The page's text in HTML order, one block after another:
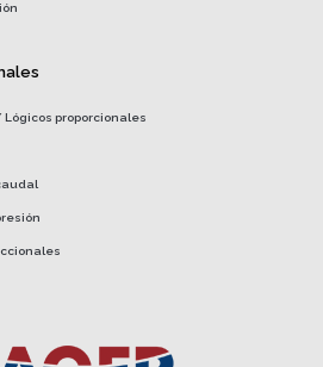
proporcionales